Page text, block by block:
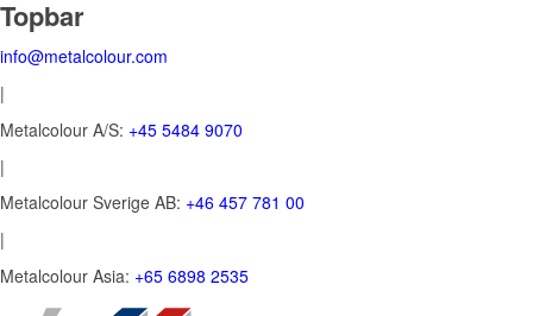
Topbar
info@metalcolour.com
|
Metalcolour A/S: +45 5484 9070
|
Metalcolour Sverige AB: +46 457 781 00
|
Metalcolour Asia: +65 6898 2535